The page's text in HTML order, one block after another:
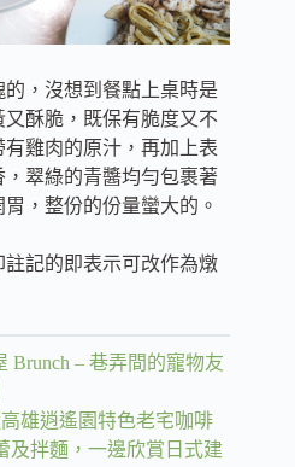
，沒想到餐點上桌時是
酥脆，既保有脆度又不
雞肉的原汁，再加上表
翠綠的青醬均勻包裹著
，整份的份量蠻大的。
記的即表示可改作為燉
Brunch – 巷弄間的寵物友
雄逍遙園特色老宅咖啡
及拌麵，一邊欣賞日式建